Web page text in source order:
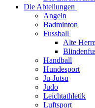
Die Abteilungen
Angeln
Badminton
Fussball
Alte
Handball
Hundesport
Ju-Jutsu
Judo
Leichtathletik
Luftsport